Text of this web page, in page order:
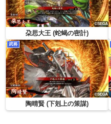
朶思大王 (蛇蝎の密計)
武将
陶晴賢 (下剋上の策謀)